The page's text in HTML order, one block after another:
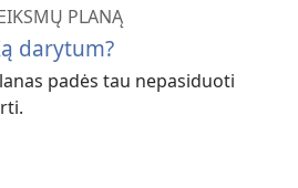
PLANĄ
darytum?
padės tau nepasiduoti